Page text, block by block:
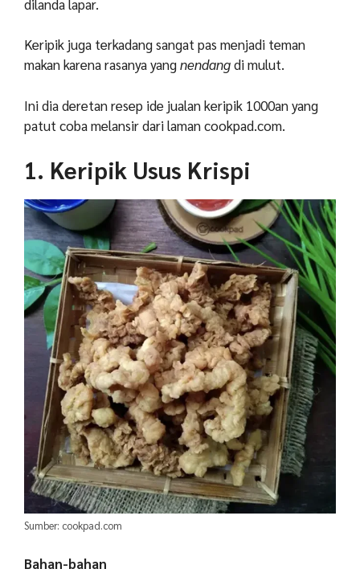
dilanda lapar.
Keripik juga terkadang sangat pas menjadi teman
makan karena rasanya yangnendangdi mulut.
Ini dia deretan resep ide jualan keripik 1000an yang
patut coba melansir dari laman cookpad.com.
1. Keripik Usus Krispi
Sumber: cookpad.com
Bahan-bahan